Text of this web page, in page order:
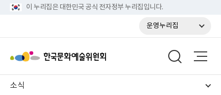
이 누리집은 대한민국 공식 전자정부 누리집입니다.
운영누리집
소식